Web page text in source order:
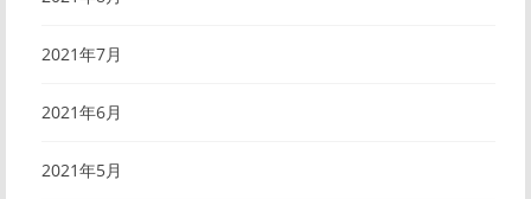
2021年7月
2021年6月
2021年5月